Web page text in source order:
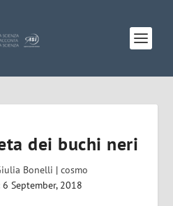
dei buchi neri
Bonelli | cosmo
September, 2018